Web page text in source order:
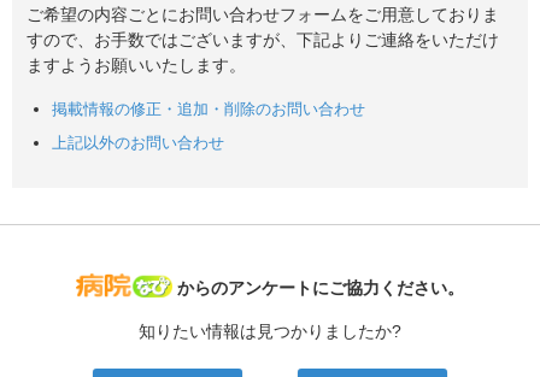
ご希望の内容ごとにお問い合わせフォームをご用意しておりま
すので、お手数ではございますが、下記よりご連絡をいただけ
ますようお願いいたします。
掲載情報の修正・追加・削除のお問い合わせ
上記以外のお問い合わせ
病院なび
からのアンケートにご協力ください。
知りたい情報は見つかりましたか?